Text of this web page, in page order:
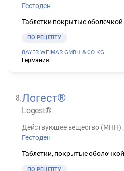
Гестоден
Таблетки покрытые оболочкой
ПО РЕЦЕПТУ
BAYER WEIMAR GMBH & CO KG
Германия
8.Логест®
Logest®
Действующее вещество (МНН):
Гестоден
Таблетки, покрытые оболочкой
ПО РЕЦЕПТУ